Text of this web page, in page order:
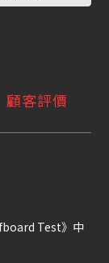
顧客評價
Test》中